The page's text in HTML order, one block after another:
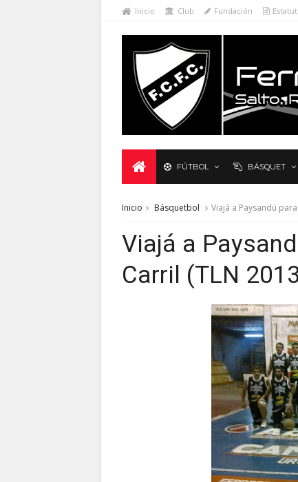
Inicio Club Fundación
FÚTBOL BÁSQUET
Inicio Básquetbol Viajá a Paysandú
Viajá a
Carril (TLN